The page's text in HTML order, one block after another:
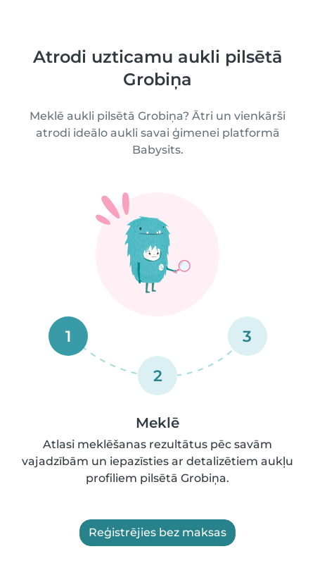
Atrodi uzticamu aukli pilsētā
Grobiņa
Meklē aukli pilsētā Grobiņa? Ātri un vienkārši
atrodi ideālo aukli savai ģimenei platformā
Babysits.
1
2
3
Meklē
Atlasi meklēšanas rezultātus pēc savām
vajadzībām un iepazīsties ar detalizētiem aukļu
profiliem pilsētā Grobiņa.
Reģistrējies bez maksas